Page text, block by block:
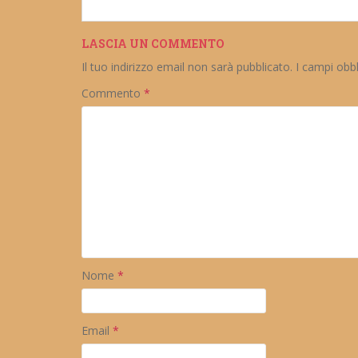
LASCIA UN COMMENTO
Il tuo indirizzo email non sarà pubblicato. I campi
Commento *
Nome *
Email *